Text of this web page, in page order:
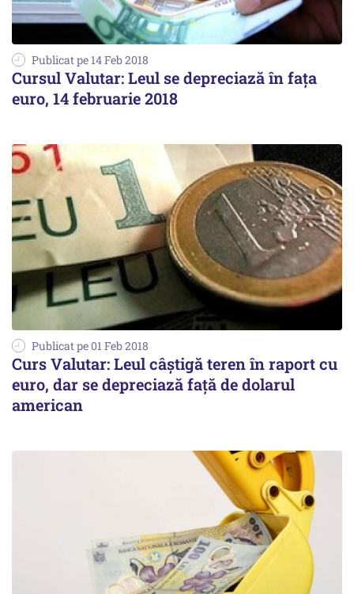
Publicat pe 14 Feb 2018
Cursul Valutar: Leul se depreciază în faţa
euro, 14 februarie 2018
Publicat pe 01 Feb 2018
Curs Valutar: Leul câştigă teren în raport cu
euro, dar se depreciază faţă de dolarul
american